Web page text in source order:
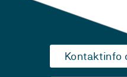
Kontaktinfo